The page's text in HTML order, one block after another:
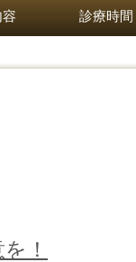
診療時間
！